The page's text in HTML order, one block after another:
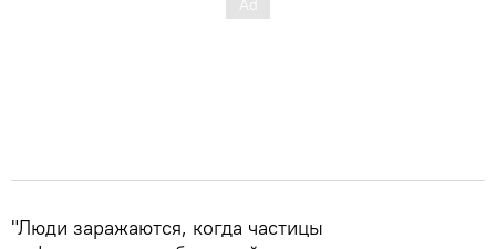
"Люди заражаются, когда частицы